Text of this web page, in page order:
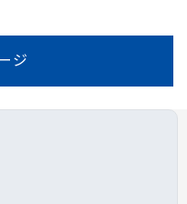
ジ